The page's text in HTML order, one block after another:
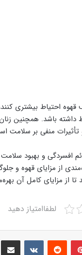
قهوه احتیاط بیشتری
داشته باشد. همچنین
تأثیرات منفی بر سلامت
و بهبود سلامت
از مزایای قهوه و
از مزایای کامل آن
لطفاامتیاز دهید
Pinterest
Reddit